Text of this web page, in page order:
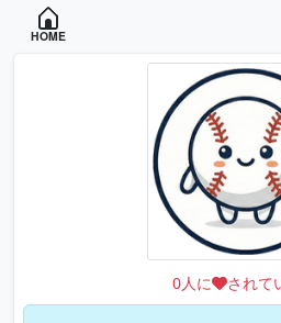
HOME
0人に されて